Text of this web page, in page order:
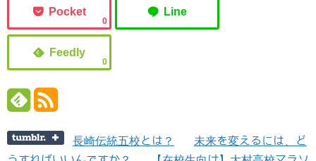
0
0
長崎伝統五校とは？
未来を変えるには、ど